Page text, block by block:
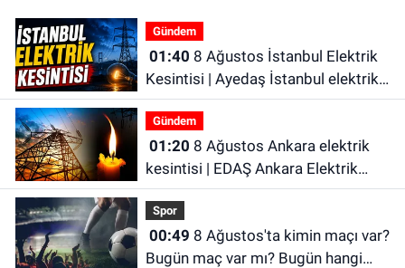
Gündem
01:40
Kesintisi | Ayedaş İstanbul elektrik
kesintisi | Bedaş İstanbul elektrik
kesintisi
Gündem
01:20
kesintisi | EDAŞ Ankara Elektrik
Kesintisi
Spor
00:49
Bugün maç var mı? Bugün hangi